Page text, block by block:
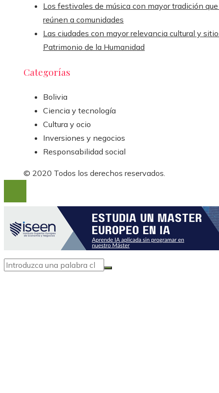
Los festivales de música con mayor tradición
reúnen a comunidades
Las ciudades con mayor relevancia cultural y
Patrimonio de la Humanidad
Categorías
Bolivia
Ciencia y tecnología
Cultura y ocio
Inversiones y negocios
Responsabilidad social
© 2020 Todos los derechos reservados.